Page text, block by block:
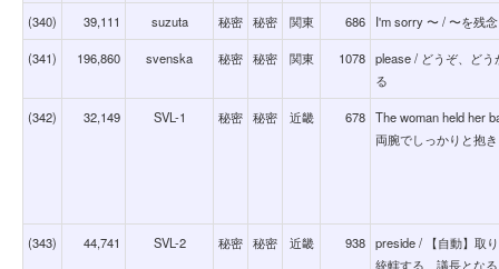
(340) 39,111 suzuta 秘密 秘密 関東 686 I'm sorry 〜 / 〜を残
(341) 196,860 svenska 秘密 秘密 関東 1078 please / どうぞ、ど
る
(342) 32,149 SVL-1 秘密 秘密 近畿 678 The woman held her
両腕でしっかりと抱
(343) 44,741 SVL-2 秘密 秘密 近畿 938 preside / 【自動】取
統轄する、議長とな